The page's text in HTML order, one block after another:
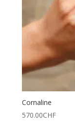
Cornaline
570.00CHF